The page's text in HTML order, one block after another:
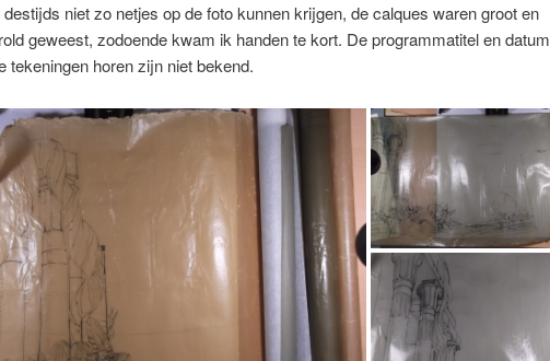
niet zo netjes op de foto kunnen krijgen, de calques waren groot en
geweest, zodoende kwam ik handen te kort. De programmatitel en datum
tekeningen horen zijn niet bekend.